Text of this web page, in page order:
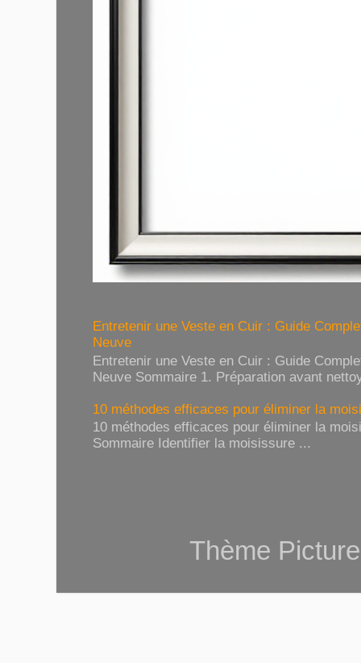
Entretenir une Veste en Cuir : Guide
Neuve
Entretenir une Veste en Cuir : Guide
Neuve Sommaire 1. Préparation avant
10 méthodes efficaces pour éliminer la
10 méthodes efficaces pour éliminer la
Sommaire Identifier la moisissure ...
Thème